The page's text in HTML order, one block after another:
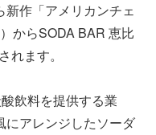
新作「アメリカンチェ
からSODA BAR 恵比
れます。
飲料を提供する業
にアレンジしたソーダ